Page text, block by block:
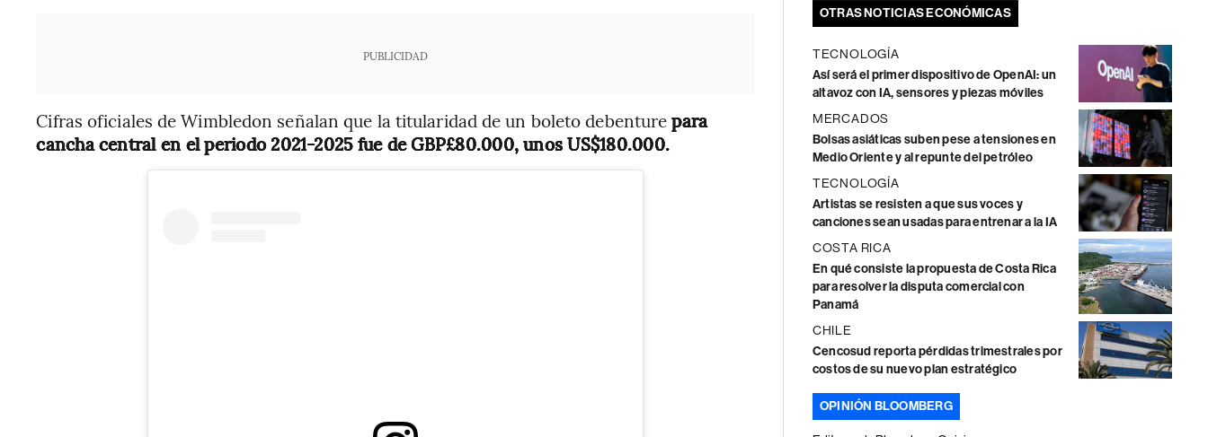
PUBLICIDAD
Cifras oficiales de Wimbledon señalan que la titularidad de un boleto debenturepara
cancha central en el periodo 2021-2025 fue de GBP£80.000, unos US$180.000.
OTRAS NOTICIAS ECONÓMICAS
TECNOLOGÍA
Así será el primer dispositivo de OpenAI: un
altavoz con IA, sensores y piezas móviles
MERCADOS
Bolsas asiáticas suben pese a tensiones en
Medio Oriente y al repunte del petróleo
TECNOLOGÍA
Artistas se resisten a que sus voces y
canciones sean usadas para entrenar a la IA
COSTA RICA
En qué consiste la propuesta de Costa Rica
para resolver la disputa comercial con
Panamá
CHILE
Cencosud reporta pérdidas trimestrales por
costos de su nuevo plan estratégico
OPINIÓN BLOOMBERG